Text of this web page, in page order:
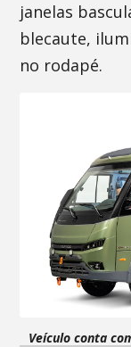
janelas
blecaute,
no rodapé.
Veículo conta